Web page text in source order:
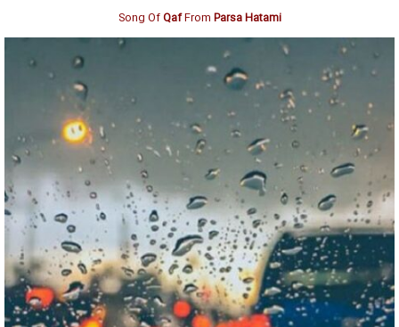
Song OfQafFrom Parsa Hatami